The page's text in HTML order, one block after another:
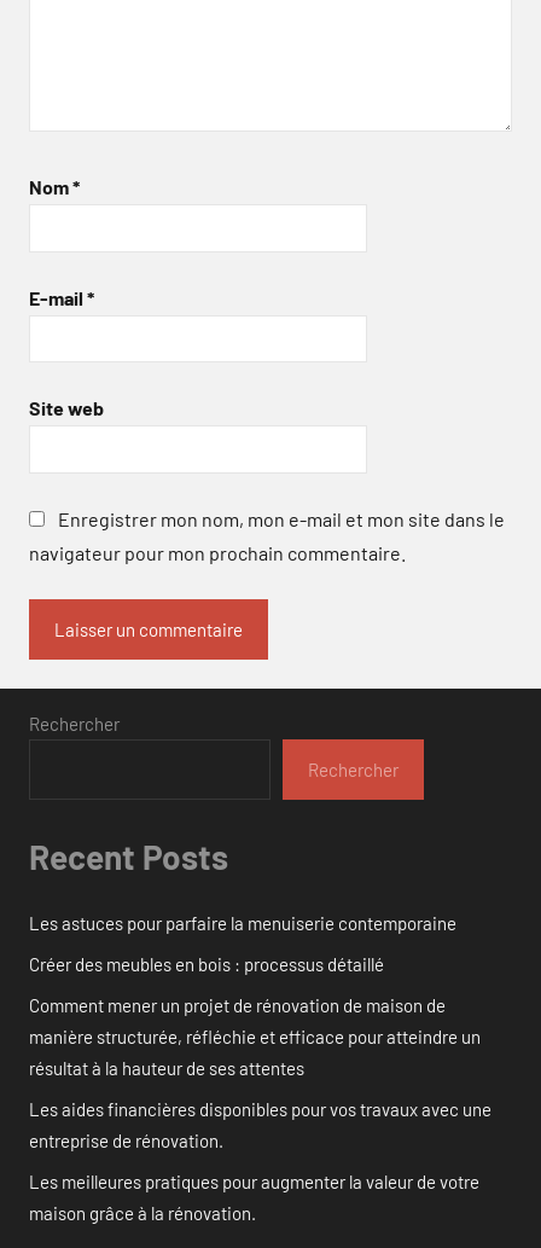
Nom*
E-mail *
Site web
Enregistrer mon nom, mon e-mail et mon site dans le
navigateur pour mon prochain commentaire.
Rechercher
Rechercher
Recent Posts
Les astuces pour parfaire la menuiserie contemporaine
Créer des meubles en bois : processus détaillé
Comment mener un projet de rénovation de maison de
manière structurée, réfléchie et efficace pour atteindre un
résultat à la hauteur de ses attentes
Les aides financières disponibles pour vos travaux avec une
entreprise de rénovation.
Les meilleures pratiques pour augmenter la valeur de votre
maison grâce à la rénovation.